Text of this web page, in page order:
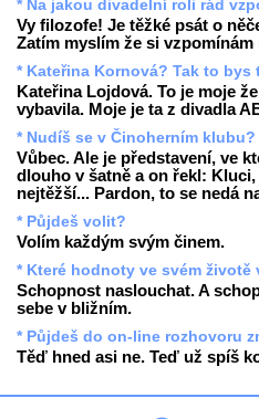
* Na jakou divadelní roli rád
Vy filozofe! Je těžké psát o
Zatím myslím že si
* Kateřina Kornová? Tak to bys
Kateřina Lojdová. To je moje
vybavila. Moje je ta z divadla
* Nudíš se v Činoherním klubu?
Vůbec. Ale je představení, ve
dlouho v šatně a on řekl:
nejtěžší... Pardon, to se nedá
* Půjdeš volit?
Volím každým svým činem.
* Které hodnoty ve svém životě
Schopnost naslouchat. A
sebe v bližním.
* Půjdeš do on-line rozhovoru
Těď hned asi ne. Teď už spíš